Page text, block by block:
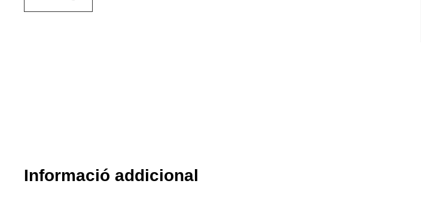
Informació addicional